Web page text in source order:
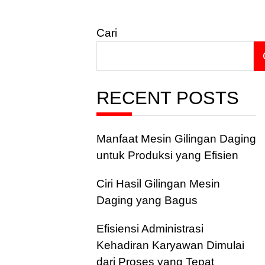
Cari
RECENT POSTS
Manfaat Mesin Gilingan Daging
untuk Produksi yang Efisien
Ciri Hasil Gilingan Mesin
Daging yang Bagus
Efisiensi Administrasi
Kehadiran Karyawan Dimulai
dari Proses yang Tepat